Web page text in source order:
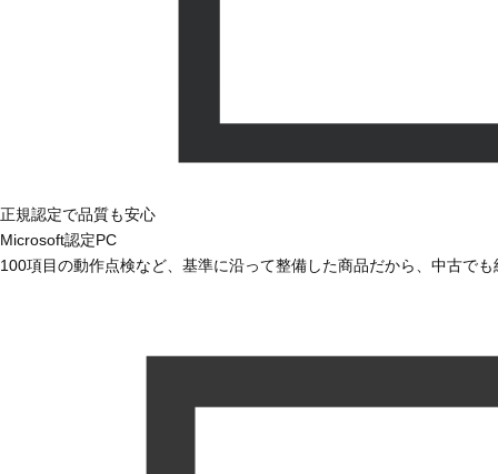
正規認定で品質も安心
Microsoft認定PC
100項目の動作点検など、基準に沿って整備した商品だから、中古で